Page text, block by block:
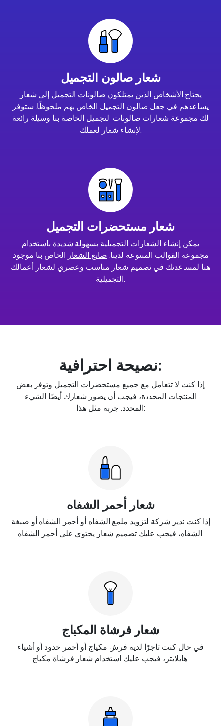
شعار صالون التجميل
يحتاج الأشخاص الذين يمتلكون صالونات التجميل إلى شعار
يساعدهم في جعل صالون التجميل الخاص بهم ملحوظًا. ستوفر
لك مجموعة شعارات صالونات التجميل الخاصة بنا وسيلة رائعة
لإنشاء شعار لعملك.
شعار مستحضرات التجميل
يمكن إنشاء الشعارات التجميلية بسهولة شديدة باستخدام
مجموعة القوالب المتنوعة لدينا. صانع الشعار الخاص بنا موجود
هنا لمساعدتك في تصميم شعار مناسب وعصري لشعار أعمالك
التجميلية.
نصيحة احترافية:
إذا كنت لا تتعامل مع جميع مستحضرات التجميل وتوفر بعض
المنتجات المحددة، فيجب أن يصور شعارك أيضًا الشيء
المحدد. جربه مثل هذا:
شعار أحمر الشفاه
إذا كنت تدير شركة لتزويد ملمع الشفاه أو أحمر الشفاه أو صبغة
الشفاه، فيجب عليك تصميم شعار يحتوي على أحمر الشفاه.
شعار فرشاة المكياج
في حال كنت تاجرًا لديه فرش مكياج أو أحمر خدود أو أشياء
هايلايتر، فيجب عليك استخدام شعار فرشاة مكياج.